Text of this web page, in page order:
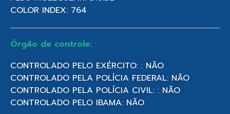
COLOR INDEX: 764
Órgão de controle:
CONTROLADO PELO EXÉRCITO: : NÃO
CONTROLADO PELA POLÍCIA FEDERAL: NÃO
CONTROLADO PELA POLÍCIA CIVIL: : NÃO
CONTROLADO PELO IBAMA: NÃO